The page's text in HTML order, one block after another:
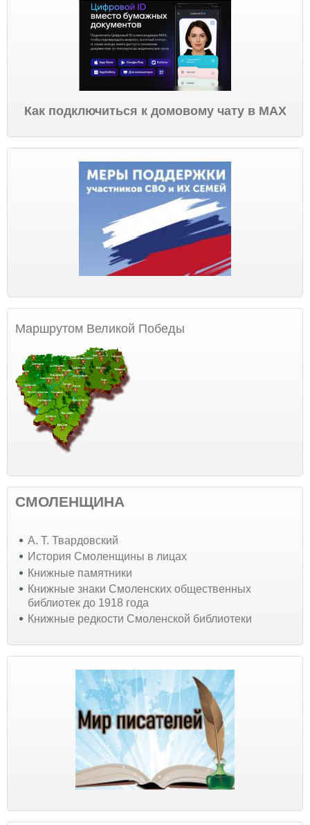
Как подключиться к домовому чату в МАХ
Маршрутом Великой Победы
СМОЛЕНЩИНА
А. Т. Твардовский
История Смоленщины в лицах
Книжные памятники
Книжные знаки Смоленских общественных
библиотек до 1918 года
Книжные редкости Смоленской библиотеки